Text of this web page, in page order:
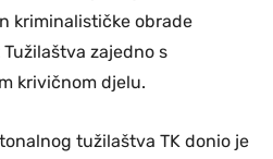
kriminalističke obrade
zajedno s
krivičnom djelu.
tužilaštva TK donio je